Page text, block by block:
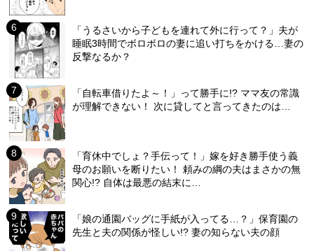
「うるさいから子どもを連れて外に行って？」夫が
睡眠3時間でボロボロの妻に追い打ちをかける…妻の
反撃なるか？
「自転車借りたよ～！」って勝手に!? ママ友の常識
が理解できない！ 次に貸してと言ってきたのは…
「育休中でしょ？手伝って！」嫁を好き勝手使う義
母のお願いを断りたい！ 頼みの綱の夫はまさかの無
関心!? 自体は最悪の結末に…
「娘の通園バッグに手紙が入ってる…？」保育園の
先生と夫の関係が怪しい!? 妻の知らない夫の顔